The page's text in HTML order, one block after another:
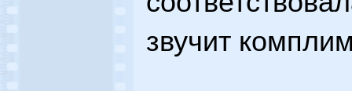
звучит